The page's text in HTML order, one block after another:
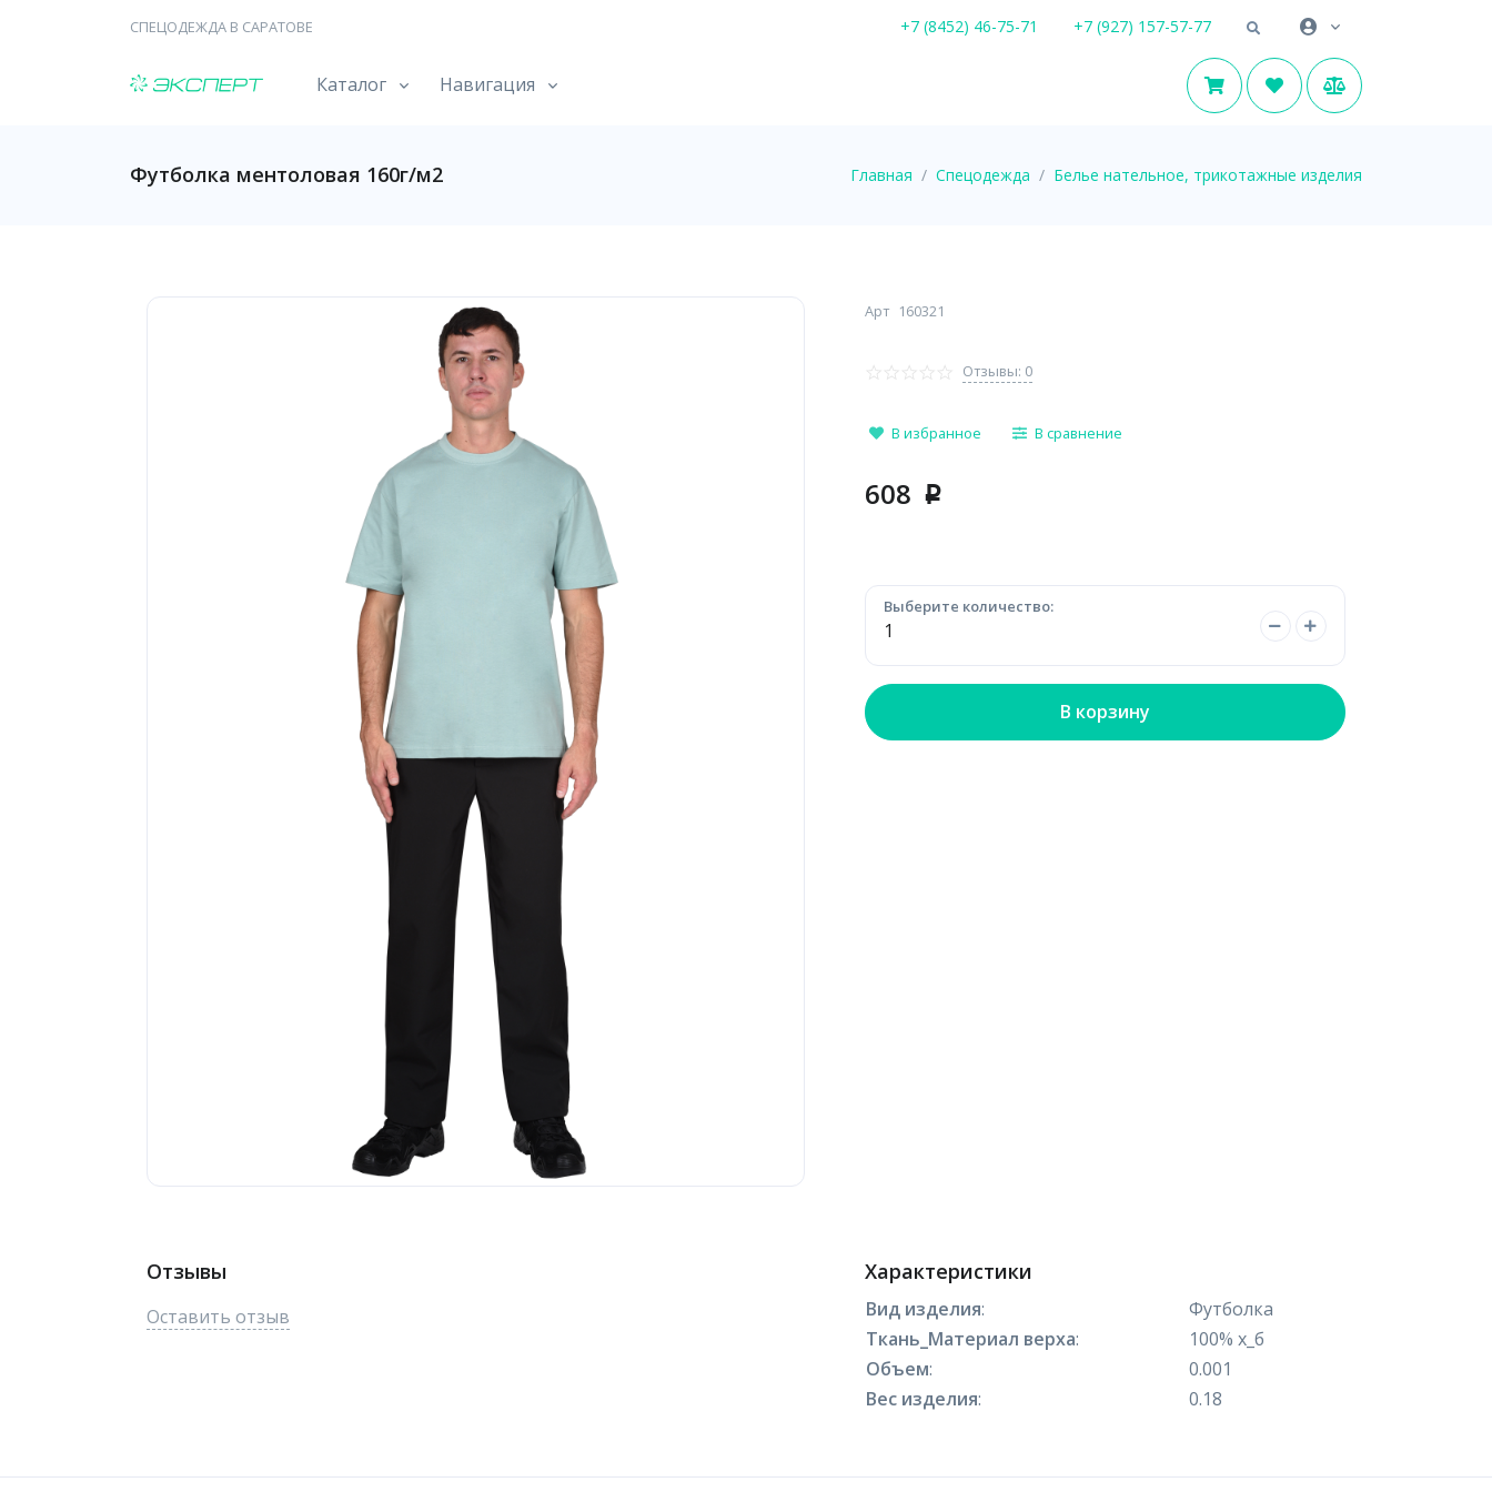
СПЕЦОДЕЖДА В САРАТОВЕ +7 (8452) 46-75-71 +7 (927) 157-57-77
Каталог Навигация
Футболка ментоловая 160г/м2 Главная Спецодежда Белье нательное, трикотажные изделия
Арт 160321
Отзывы: 0
В избранное В сравнение
608 p
Выберите количество:
В корзину
Отзывы
Оставить отзыв
Характеристики
Вид изделия:
Футболка
Ткань_Материал верха:
100% х_б
Объем:
0.001
Вес изделия: 0.18